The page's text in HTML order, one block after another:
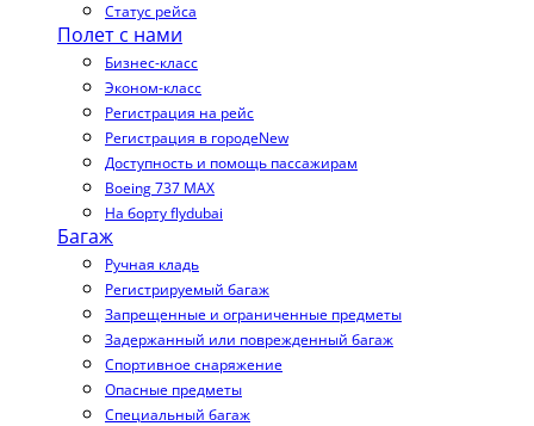
Статус рейса
Полет с нами
Бизнес-класс
Эконом-класс
Регистрация на рейс
Регистрация в городеNew
Доступность и помощь пассажирам
Boeing 737 MAX
На борту flydubai
Багаж
Ручная кладь
Регистрируемый багаж
Запрещенные и ограниченные предметы
Задержанный или поврежденный багаж
Спортивное снаряжение
Опасные предметы
Специальный багаж